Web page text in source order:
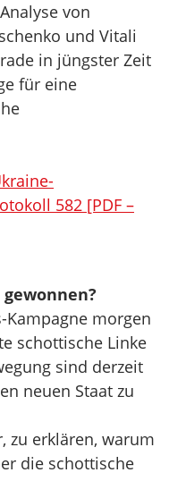
von
und Vitali
in jüngster Zeit
für eine
582 [PDF –
Kampagne morgen
schottische Linke
sind derzeit
neuen Staat zu
zu erklären, warum
die schottische